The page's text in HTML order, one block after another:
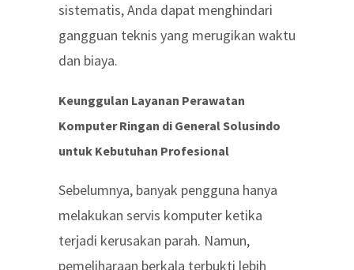
sistematis, Anda dapat menghindari
gangguan teknis yang merugikan waktu
dan biaya.
Keunggulan Layanan Perawatan
Komputer Ringan di General Solusindo
untuk Kebutuhan Profesional
Sebelumnya, banyak pengguna hanya
melakukan servis komputer ketika
terjadi kerusakan parah. Namun,
pemeliharaan berkala terbukti lebih